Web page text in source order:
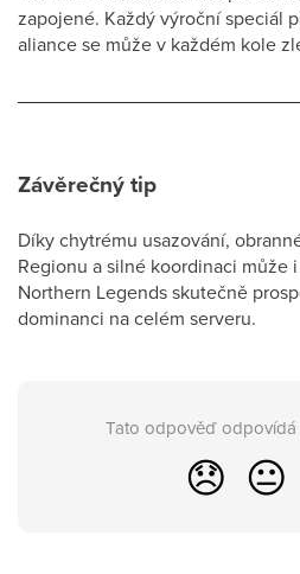
zapojené. Každý výroční speciál
aliance se může v každém kole
Závěrečný tip
Díky chytrému usazování,
Regionu a silné koordinaci může
Northern Legends skutečně
dominanci na celém serveru.
Tato odpověď odpovídá
😞 😐